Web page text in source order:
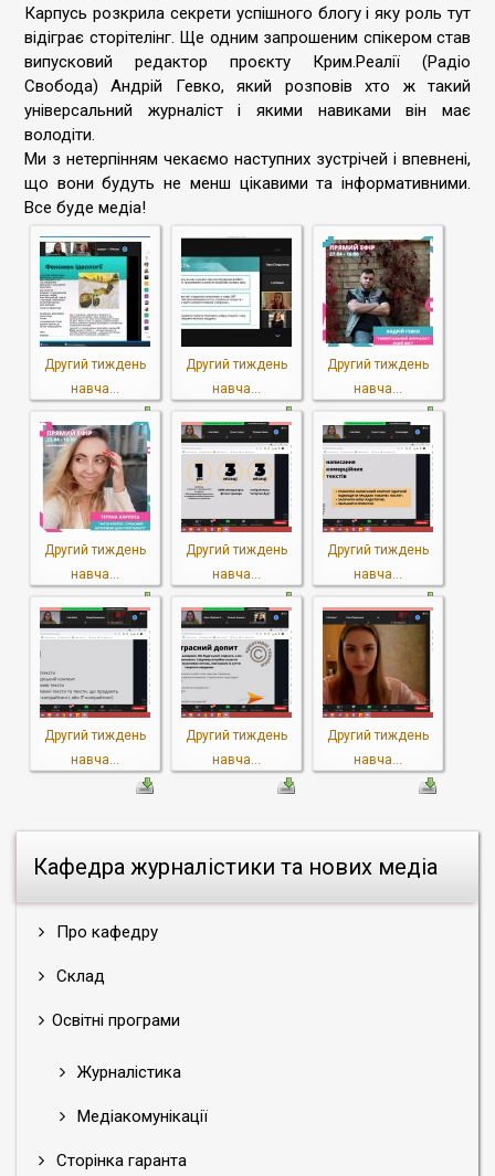
Кафедра журналістики та нових медіа
Про кафедру
Склад
Освітні програми
Журналістика
Медіакомунікації
Сторінка гаранта
Карпусь розкрила секрети успішного блогу і яку роль тут
відіграє сторітелінг. Ще одним запрошеним спікером став
випусковий редактор проєкту Крим.Реалії (Радіо
Свобода) Андрій Гевко, який розповів хто ж такий
універсальний журналіст і якими навиками він має
володіти.
Ми з нетерпінням чекаємо наступних зустрічей і впевнені,
що вони будуть не менш цікавими та інформативними.
Все буде медіа!
Другий тиждень
навча...
Другий тиждень
навча...
Другий тиждень
навча...
Другий тиждень
навча...
Другий тиждень
навча...
Другий тиждень
навча...
Другий тиждень
навча...
Другий тиждень
навча...
Другий тиждень
навча...